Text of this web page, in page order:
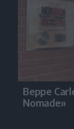
Beppe
Nomade»